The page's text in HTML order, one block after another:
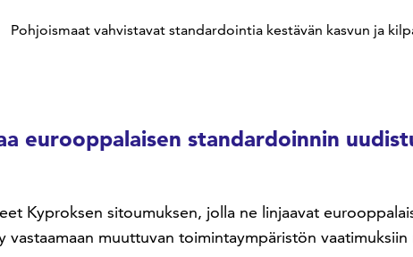
Pohjoismaat vahvistavat standardointia kestävän kasvun ja
eurooppalaisen standardoinnin
Kyproksen sitoumuksen, jolla ne linjaavat
muuttuvan toimintaympäristön vaatimuksiin